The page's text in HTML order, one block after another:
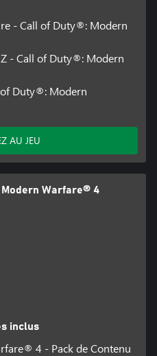
- Call of Duty®: Modern
- Call of Duty®: Modern
of Duty®: Modern
AU JEU
Warfare® 4
inclus
4 - Pack de Contenu